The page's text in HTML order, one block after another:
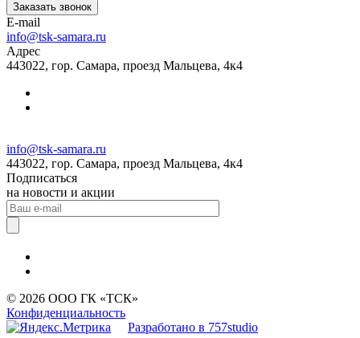
Заказать звонок
E-mail
info@tsk-samara.ru
Адрес
443022, гор. Самара, проезд Мальцева, 4к4
info@tsk-samara.ru
443022, гор. Самара, проезд Мальцева, 4к4
Подписаться
на новости и акции
© 2026 ООО ГК «ТСК»
Конфиденциальность
Разработано в 757studio